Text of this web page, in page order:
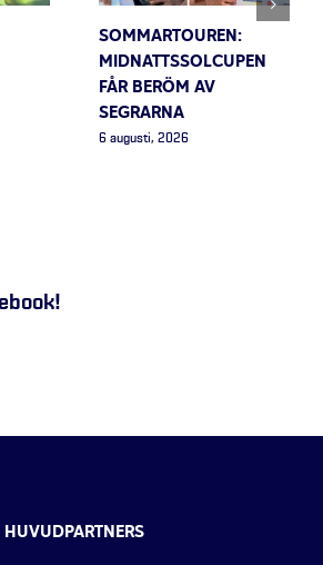
SOMMARTOUREN:
MIDNATTSSOLCUPEN
FÅR BERÖM AV
SEGRARNA
6 augusti, 2026
HUVUDPARTNERS